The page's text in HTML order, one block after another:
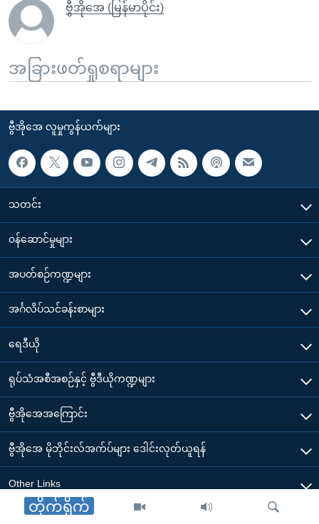
တိုက်ရိုက်
ဗွီအိုအေ (မြန်မာပိုင်း)
အခြားဖတ်ရှုစရာများ
ဗွီအိုအေ လူမှုကွန်ယက်များ
သတင်း
၀န်ဆောင်မှုများ
အပတ်စဉ်ကဏ္ဍများ
အင်္ဂလိပ်သင်ခန်းစာများ
ရေဒီယို
ရုပ်သံအစီအစဉ်နှင့် ဗွီဒီယိုကဏ္ဍများ
ဗွီအိုအေအကြောင်း
ဗွီအိုအေ မိုဘိုင်းလ်အက်ပ်များ ဒေါင်းလုတ်ယူရန်
Other Links